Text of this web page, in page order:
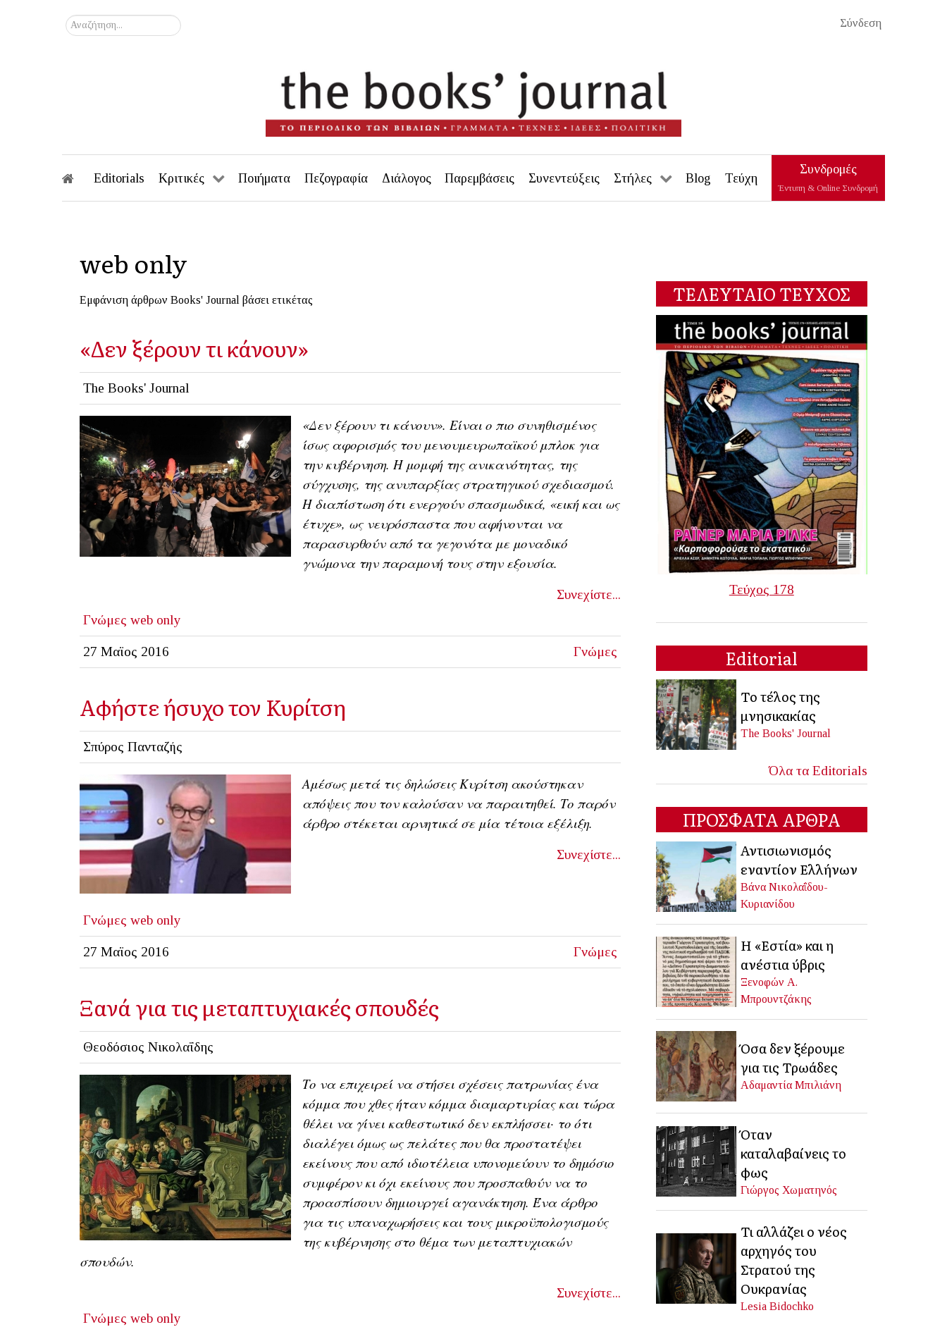
Σύνδεση
Αναζήτηση...
Editorials Κριτικές Ποιήματα Πεζογραφία Διάλογος Παρεμβάσεις Συνεντεύξεις Στήλες Blog Τεύχη
Συνδρομές
Έντυπη & Online Συνδρομή
web only
Εμφάνιση άρθρων Books' Journal βάσει ετικέτας
«Δεν ξέρουν τι κάνουν»
The Books' Journal
«Δεν ξέρουν τι κάνουν». Είναι ο πιο συνηθισμένος
ίσως αφορισμός του μενουμευρωπαϊκού μπλοκ για
την κυβέρνηση. Η μομφή της ανικανότητας, της
σύγχυσης, της ανυπαρξίας στρατηγικού σχεδιασμού.
Η διαπίστωση ότι ενεργούν σπασμωδικά, «εική και ως
έτυχε», ως νευρόσπαστα που αφήνονται να
παρασυρθούν από τα γεγονότα με μοναδικό
γνώμονα την παραμονή τους στην εξουσία.
Συνεχίστε...
Γνώμες web only
27 Μαϊος 2016 Γνώμες
Αφήστε ήσυχο τον Κυρίτση
Σπύρος Πανταζής
Αμέσως μετά τις δηλώσεις Κυρίτση ακούστηκαν
απόψεις που τον καλούσαν να παραιτηθεί. Το παρόν
άρθρο στέκεται αρνητικά σε μία τέτοια εξέλιξη.
Συνεχίστε...
Γνώμες web only
27 Μαϊος 2016 Γνώμες
Ξανά για τις μεταπτυχιακές σπουδές
Θεοδόσιος Νικολαΐδης
Το να επιχειρεί να στήσει σχέσεις πατρωνίας ένα
κόμμα που χθες ήταν κόμμα διαμαρτυρίας και τώρα
θέλει να γίνει καθεστωτικό δεν εκπλήσσει· το ότι
διαλέγει όμως ως πελάτες που θα προστατέψει
εκείνους που από ιδιοτέλεια υπονομεύουν το δημόσιο
συμφέρον κι όχι εκείνους που προσπαθούν να το
προασπίσουν δημιουργεί αγανάκτηση. Ένα άρθρο
για τις υπαναχωρήσεις και τους μικροϋπολογισμούς
της κυβέρνησης στο θέμα των μεταπτυχιακών
σπουδών.
Συνεχίστε...
Γνώμες web only
ΤΕΛΕΥΤΑΙΟ ΤΕΥΧΟΣ
Τεύχος 178
Editorial
Το τέλος της
μνησικακίας
The Books' Journal
Όλα τα Editorials
ΠΡΟΣΦΑΤΑ ΑΡΘΡΑ
Αντισιωνισμός
εναντίον Ελλήνων
Βάνα Νικολαΐδου-
Κυριανίδου
Η «Εστία» και η
ανέστια ύβρις
Ξενοφών Α.
Μπρουντζάκης
Όσα δεν ξέρουμε
για τις Τρωάδες
Αδαμαντία Μπιλιάνη
Όταν
καταλαβαίνεις το
φως
Γιώργος Χωματηνός
Τι αλλάζει ο νέος
αρχηγός του
Στρατού της
Ουκρανίας
Lesia Bidochko